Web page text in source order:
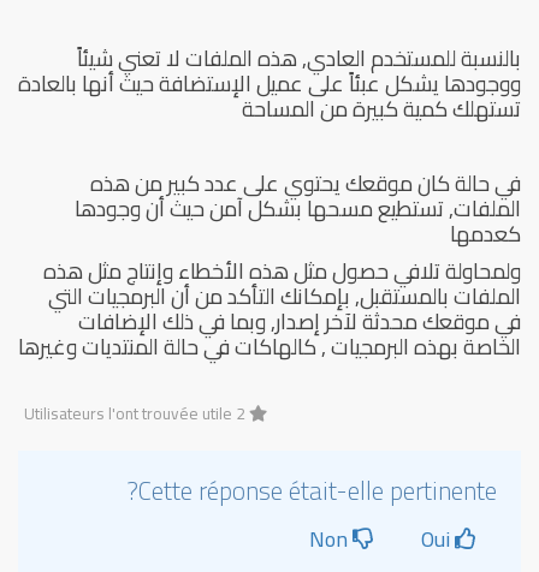
بالنسبة للمستخدم العادي, هذه الملفات لا تعني شيئاً
ووجودها يشكل عبئاً على عميل الإستضافة حيث أنها بالعادة
تستهلك كمية كبيرة من المساحة
في حالة كان موقعك يحتوي على عدد كبير من هذه
الملفات, تستطيع مسحها بشكل آمن حيث أن وجودها
كعدمها
ولمحاولة تلافي حصول مثل هذه الأخطاء وإنتاج مثل هذه
الملفات بالمستقبل, بإمكانك التأكد من أن البرمجيات التي
في موقعك محدثة لآخر إصدار, وبما في ذلك الإضافات
الخاصة بهذه البرمجيات , كالهاكات في حالة المنتديات وغيرها
Cette réponse était-elle pertinente?